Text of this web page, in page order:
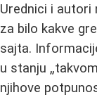
Urednici i autori
za bilo kakve
sajta.
u stanju
njihove